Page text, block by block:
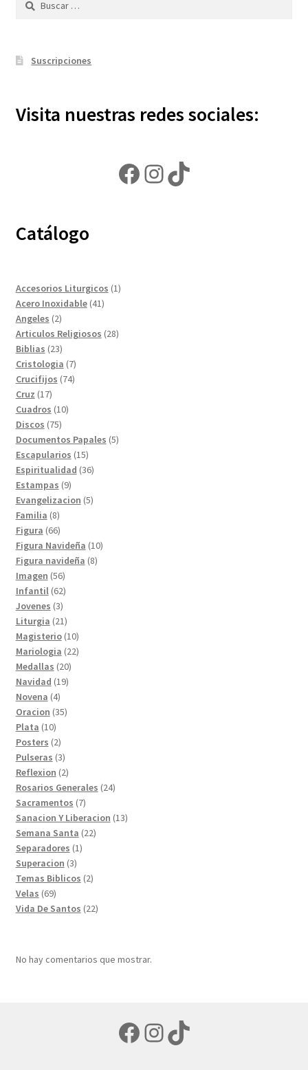
Suscripciones
Visita nuestras redes sociales:
Facebook
Instagram
TikTok
Catálogo
Accesorios Liturgicos 11
Acero Inoxidable 4141
Angeles 22
productos
Articulos Religiosos 2828
Biblias 2323
productos
Cristologia 77
productos
Crucifijos 7474
Cruz 1717
productos
Cuadros 1010
Discos 7575
productos
Documentos Papales 55
Escapularios 1515
productos
Espiritualidad 3636
Estampas 99
productos
Evangelizacion 55
Familia 88
productos
Figura 6666
productos
Figura Navideña 1010
Figura navideña 88
Imagen 5656
productos
Infantil 6262
productos
Jovenes 33
productos
Liturgia 2121
productos
Magisterio 1010
productos
Mariologia 2222
Medallas 2020
productos
Navidad 1919
Novena 44
productos
Oracion 3535
Plata 1010
productos
Posters 22
productos
Pulseras 33
productos
Reflexion 22
productos
Rosarios Generales 2424
Sacramentos 77
productos
Sanacion Y Liberacion 1313
Semana Santa 2222
Separadores 11
Superacion 33
productos
Temas Biblicos 22
Velas 6969
productos
Vida De Santos 2222
No hay comentarios que mostrar.
Facebook
Instagram
TikTok